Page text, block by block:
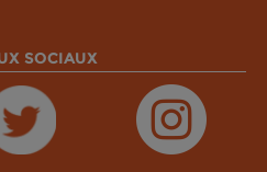
SOCIAUX